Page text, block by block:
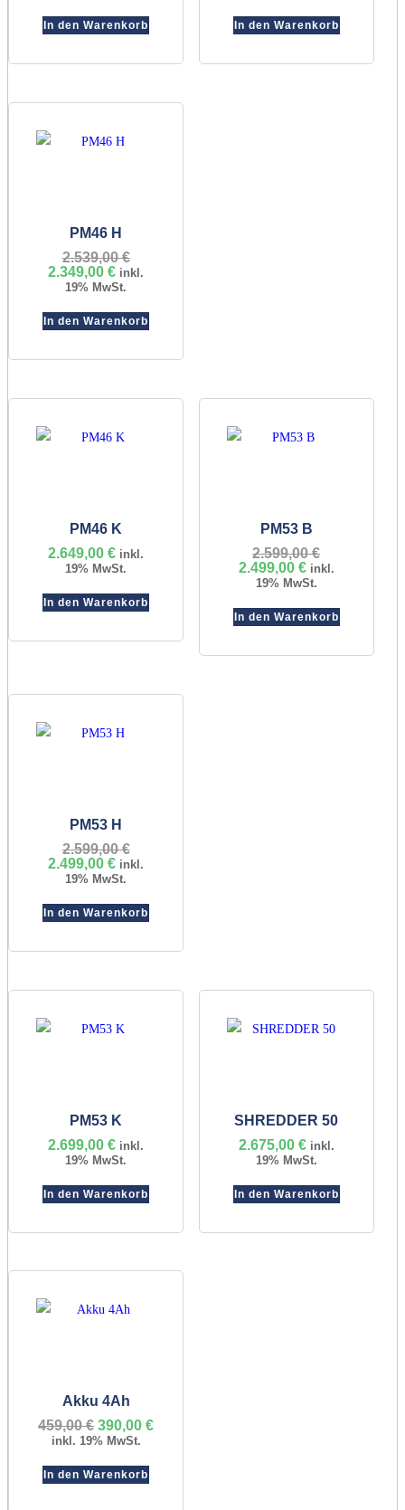
1.899,00 €.
In den Warenkorb
2.349,00 €.
In den Warenkorb
PM46 H
2.539,00€Ursprünglicher
Preis
2.349,00€ Aktueller
Preis
2.349,00 €.
inkl.
19% MwSt.
In den Warenkorb
PM46 K
2.649,00€ inkl.
19% MwSt.
In den Warenkorb
PM53 B
2.599,00€
Preis
2.499,00 €Aktueller
Preis
2.499,00 €.
inkl.
19% MwSt.
In den Warenkorb
PM53 H
2.599,00€Ursprünglicher
Preis
2.499,00€ Aktueller
Preis
2.499,00 €.
inkl.
19% MwSt.
In den Warenkorb
PM53 K
2.699,00€ inkl.
19% MwSt.
In den Warenkorb
SHREDDER 50
2.675,00 € inkl.
19% MwSt.
In den Warenkorb
Akku 4Ah
459,00€ Ursprünglicher
Preis
459,00 €
390,00€
inkl. 19% MwSt.
In den Warenkorb